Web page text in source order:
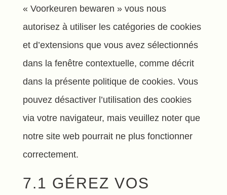
« Voorkeuren bewaren » vous nous
autorisez à utiliser les catégories de cookies
et d’extensions que vous avez sélectionnés
dans la fenêtre contextuelle, comme décrit
dans la présente politique de cookies. Vous
pouvez désactiver l’utilisation des cookies
via votre navigateur, mais veuillez noter que
notre site web pourrait ne plus fonctionner
correctement.
7.1 GÉREZ VOS